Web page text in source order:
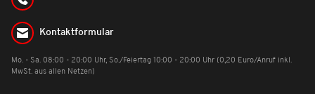
Kontaktformular
Mo. - Sa. 08:00 - 20:00 Uhr, So./Feiertag 10:00 - 20:00 Uhr (0,20 Euro/Anruf inkl.
MwSt. aus allen Netzen)